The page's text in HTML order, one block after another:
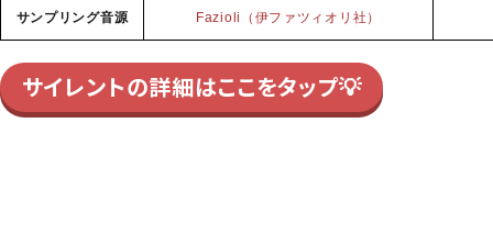
サンプリング音源 Fazioli（伊ファツィオリ社）
サイレントの詳細はここをタップ💡